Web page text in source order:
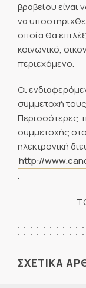
βραβείου
να
οποία θα
κοινωνικό,
περιεχόμενο.
Οι
συμμετοχή τους
Περισσότερες
συμμετοχής
ηλεκτρονική
http://
.
ΣΧΕΤΙΚΑ